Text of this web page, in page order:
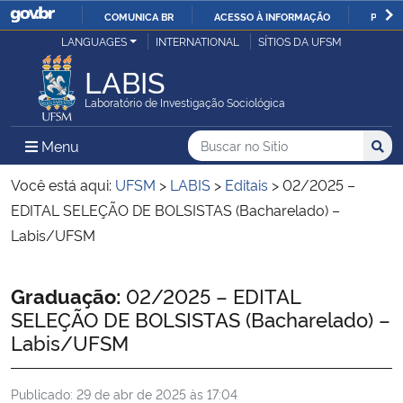
IR
COMUNICA BR ACESSO À INFORMAÇÃO
Ministério da Justiça e Segurança Pública
Ministério da Defesa
Ministério das Relações Exteriores
Ministério da Economia
Ministério da Agricultura, Pecuária e Abastecimento
Ministério da Educação
LANGUAGES INTERNATIONAL SÍTIOS DA UFSM
LABIS
Laboratório de Investigação Sociológica
Menu Menu Principal do Sítio
Busca
Buscar no no Sítio
Busca:
Você está aqui: UFSM > LABIS > Editais >02/2025 –
EDITAL SELEÇÃO DE BOLSISTAS (Bacharelado) –
Labis/UFSM
Início do conteúdo
Graduação: 02/2025 – EDITAL
SELEÇÃO DE BOLSISTAS (Bacharelado) –
Labis/UFSM
Publicado: 29 de abr de 2025 às 17:04